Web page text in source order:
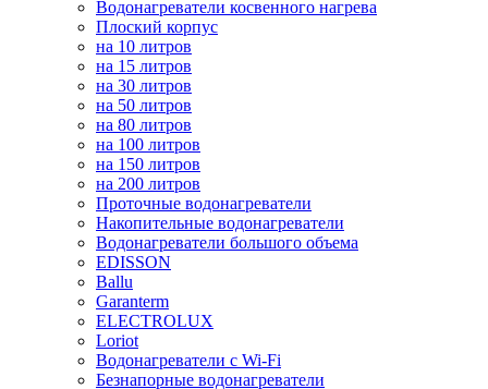
Водонагреватели косвенного нагрева
Плоский корпус
на 10 литров
на 15 литров
на 30 литров
на 50 литров
на 80 литров
на 100 литров
на 150 литров
на 200 литров
Проточные водонагреватели
Накопительные водонагреватели
Водонагреватели большого объема
EDISSON
Ballu
Garanterm
ELECTROLUX
Loriot
Водонагреватели с Wi-Fi
Безнапорные водонагреватели